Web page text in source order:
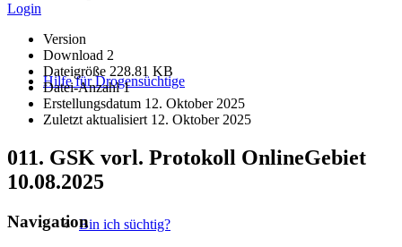
Hilfe für Drogensüchtige
Bin ich süchtig?
Login
Version
Download 2
Dateigröße 228.81 KB
Datei-Anzahl1
Erstellungsdatum 12. Oktober 2025
Zuletzt aktualisiert 12. Oktober 2025
011. GSK vorl. Protokoll OnlineGebiet
10.08.2025
Navigation